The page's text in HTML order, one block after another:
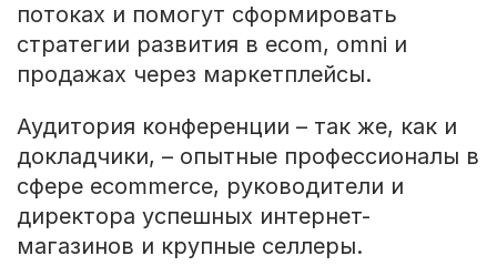
потоках и помогут сформировать
стратегии развития в ecom, omni и
продажах через маркетплейсы.
Аудитория конференции – так же, как и
докладчики, – опытные профессионалы в
сфере ecommerce, руководители и
директора успешных интернет-
магазинов и крупные селлеры.